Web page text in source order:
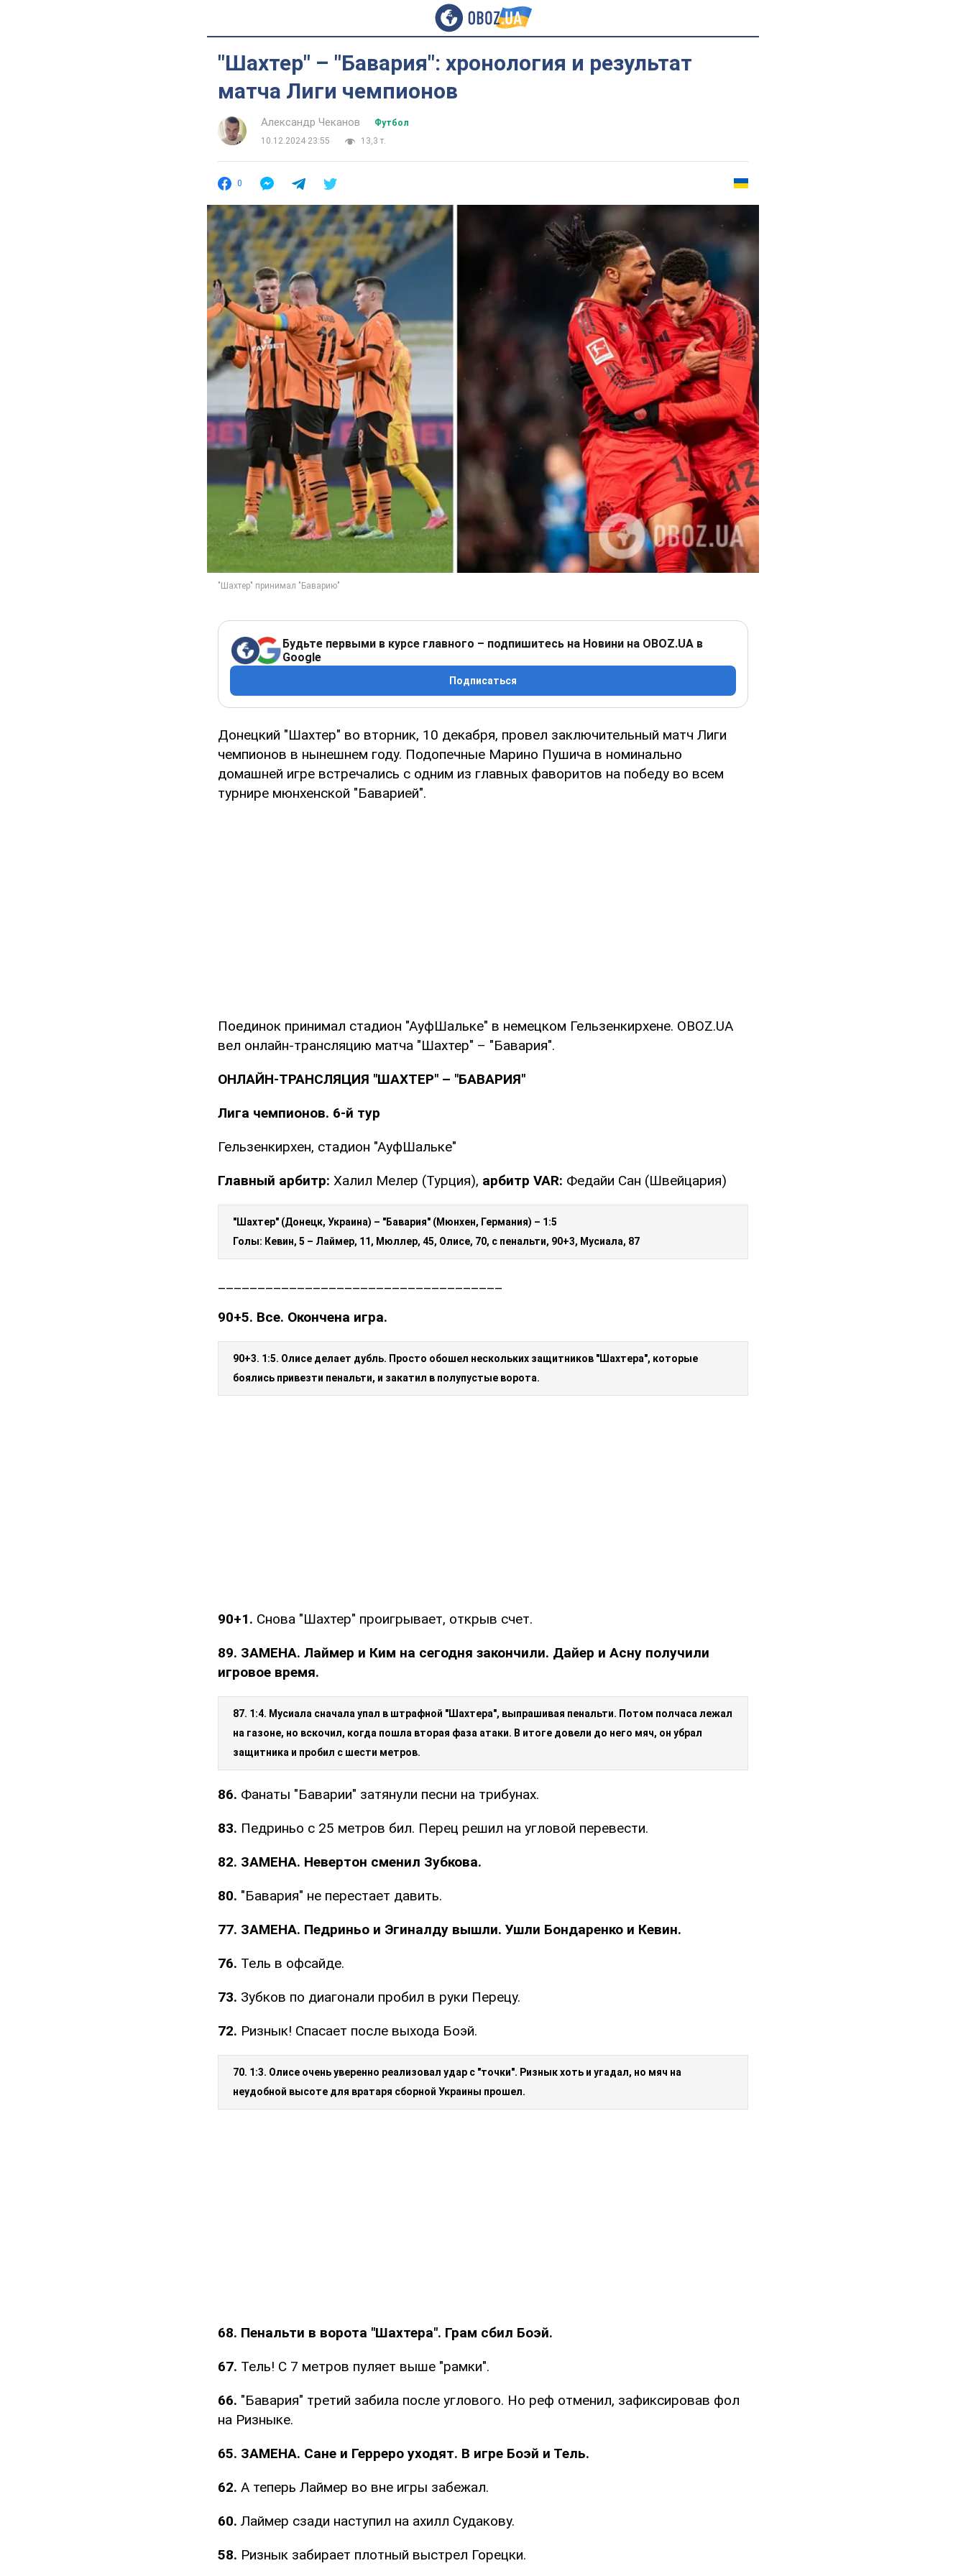
"Шахтер" – "Бавария": хронология и результат
матча Лиги чемпионов
Александр Чеканов
Футбол
10.12.2024 23:55
13,3 т.
0
Будьте первыми в курсе главного – подпишитесь на Новини на OBOZ.UA в
Google
Подписаться
Донецкий "Шахтер" во вторник, 10 декабря, провел заключительный матч Лиги
чемпионов в нынешнем году. Подопечные Марино Пушича в номинально
домашней игре встречались с одним из главных фаворитов на победу во всем
турнире мюнхенской "Баварией".
Поединок принимал стадион "АуфШальке" в немецком Гельзенкирхене. OBOZ.UA
вел онлайн-трансляцию матча "Шахтер" – "Бавария".
ОНЛАЙН-ТРАНСЛЯЦИЯ "ШАХТЕР" – "БАВАРИЯ"
Лига чемпионов. 6-й тур
Гельзенкирхен, стадион "АуфШальке"
Главный арбитр: Халил Мелер (Турция), арбитр VAR: Федайи Сан (Швейцария)
"Шахтер" (Донецк, Украина) – "Бавария" (Мюнхен, Германия) – 1:5
Голы: Кевин, 5 – Лаймер, 11, Мюллер, 45, Олисе, 70, с пенальти, 90+3, Мусиала, 87
____________________________________
90+5. Все. Окончена игра.
90+3. 1:5. Олисе делает дубль. Просто обошел нескольких защитников "Шахтера", которые
боялись привезти пенальти, и закатил в полупустые ворота.
90+1. Снова "Шахтер" проигрывает, открыв счет.
89. ЗАМЕНА. Лаймер и Ким на сегодня закончили. Дайер и Асну получили
игровое время.
87. 1:4. Мусиала сначала упал в штрафной "Шахтера", выпрашивая пенальти. Потом полчаса лежал
на газоне, но вскочил, когда пошла вторая фаза атаки. В итоге довели до него мяч, он убрал
защитника и пробил с шести метров.
86. Фанаты "Баварии" затянули песни на трибунах.
83. Педриньо с 25 метров бил. Перец решил на угловой перевести.
82. ЗАМЕНА. Невертон сменил Зубкова.
80. "Бавария" не перестает давить.
77. ЗАМЕНА. Педриньо и Эгиналду вышли. Ушли Бондаренко и Кевин.
76. Тель в офсайде.
73. Зубков по диагонали пробил в руки Перецу.
72. Ризнык! Спасает после выхода Боэй.
70. 1:3. Олисе очень уверенно реализовал удар с "точки". Ризнык хоть и угадал, но мяч на
неудобной высоте для вратаря сборной Украины прошел.
68. Пенальти в ворота "Шахтера". Грам сбил Боэй.
67. Тель! С 7 метров пуляет выше "рамки".
66. "Бавария" третий забила после углового. Но реф отменил, зафиксировав фол
на Ризныке.
65. ЗАМЕНА. Сане и Герреро уходят. В игре Боэй и Тель.
62. А теперь Лаймер во вне игры забежал.
60. Лаймер сзади наступил на ахилл Судакову.
58. Ризнык забирает плотный выстрел Горецки.